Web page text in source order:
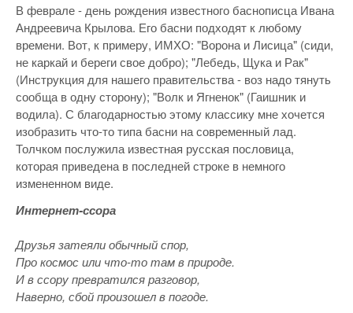
В феврале - день рождения известного баснописца Ивана
Андреевича Крылова. Его басни подходят к любому
времени. Вот, к примеру, ИМХО: "Ворона и Лисица" (сиди,
не каркай и береги свое добро); "Лебедь, Щука и Рак"
(Инструкция для нашего правительства - воз надо тянуть
сообща в одну сторону); "Волк и Ягненок" (Гаишник и
водила). С благодарностью этому классику мне хочется
изобразить что-то типа басни на современный лад.
Толчком послужила известная русская пословица,
которая приведена в последней строке в немного
измененном виде.
Интернет-ссора
Друзья затеяли обычный спор,
Про космос или что-то там в природе.
И в ссору превратился разговор,
Наверно, сбой произошел в погоде.